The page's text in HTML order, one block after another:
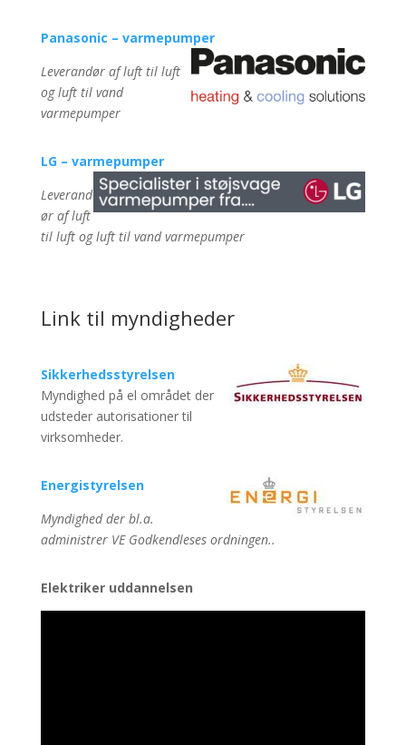
Panasonic – varmepumper
Leverandør af luft til luft
og luft til vand
varmepumper
LG – varmepumper
Leverand
ør af luft
til luft og luft til vand varmepumper
Link til myndigheder
Sikkerhedsstyrelsen
Myndighed på el området der
udsteder autorisationer til
virksomheder.
Energistyrelsen
Myndighed der bl.a.
administrer VE Godkendleses ordningen..
Elektriker uddannelsen